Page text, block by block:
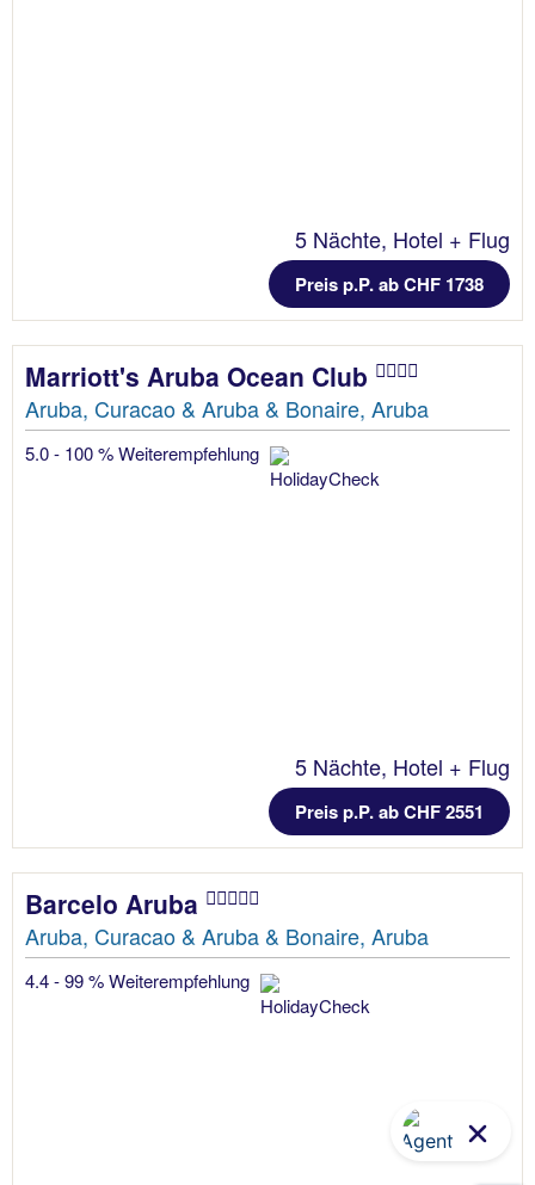
5 Nächte, Hotel + Flug
Preis p.P. ab CHF 1738
Marriott's Aruba Ocean Club
Aruba, Curacao & Aruba & Bonaire, Aruba
5.0 - 100 % Weiterempfehlung
5 Nächte, Hotel + Flug
Preis p.P. ab CHF 2551
Barcelo Aruba
Aruba, Curacao & Aruba & Bonaire, Aruba
4.4 - 99 % Weiterempfehlung